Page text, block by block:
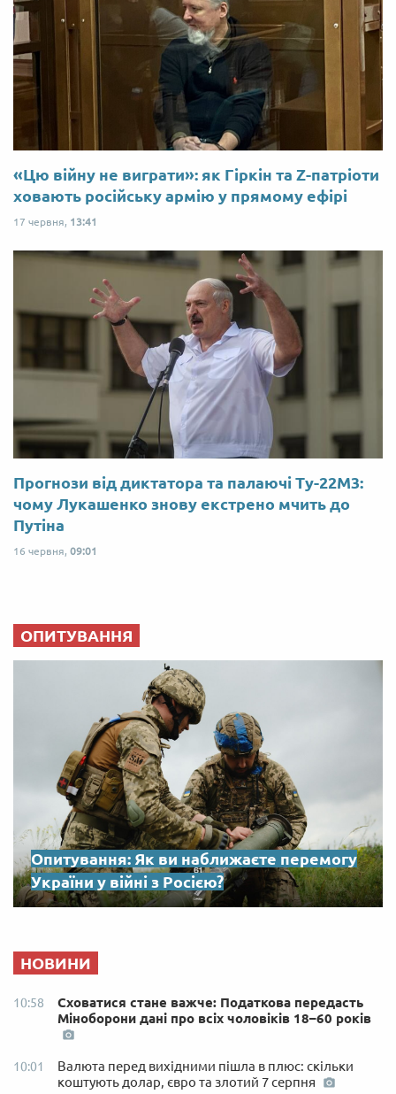
«Цю війну не виграти»: як Гіркін та Z-патріоти
ховають російську армію у прямому ефірі
17 червня, 13:41
Прогнози від диктатора та палаючі Ту-22М3:
чому Лукашенко знову екстрено мчить до
Путіна
16 червня, 09:01
ОПИТУВАННЯ
Опитування: Як ви наближаєте перемогу
України у війні з Росією?
НОВИНИ
10:58
Сховатися стане важче: Податкова передасть
Міноборони дані про всіх чоловіків 18–60 років
10:01
Валюта перед вихідними пішла в плюс: скільки
коштують долар, євро та злотий 7 серпня